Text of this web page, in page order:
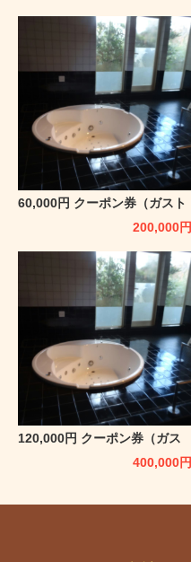
60,000円 クーポン券（ガスト
200,000円
120,000円 クーポン券（ガス
トホフ アルタニー）400,000円